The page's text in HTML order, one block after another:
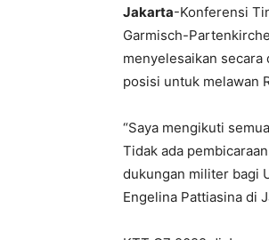
Jakarta-Konferensi
Garmisch-
menyelesaikan
posisi untuk melawan
“Saya mengikuti
Tidak ada
dukungan militer bagi
Engelina Pattiasina di